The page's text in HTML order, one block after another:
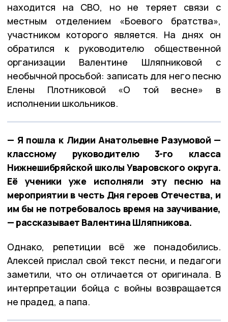
находится на СВО, но не теряет связи с
местным отделением «Боевого братства»,
участником которого является. На днях он
обратился к руководителю общественной
организации Валентине Шляпниковой с
необычной просьбой: записать для него песню
Елены Плотниковой «О той весне» в
исполнении школьников.
— Я пошла к Лидии Анатольевне Разумовой —
классному руководителю 3-го класса
Нижнешибряйской школы Уваровского округа.
Её ученики уже исполняли эту песню на
мероприятии в честь Дня героев Отечества, и
им бы не потребовалось время на заучивание,
— рассказывает Валентина Шляпникова.
Однако, репетиции всё же понадобились.
Алексей прислал свой текст песни, и педагоги
заметили, что он отличается от оригинала. В
интерпретации бойца с войны возвращается
не прадед, а папа.